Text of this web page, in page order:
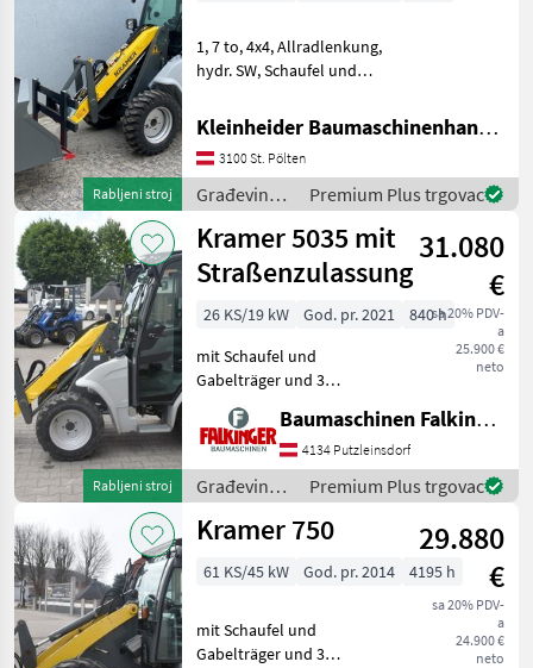
5075
750
850
KL
12,5
KL
14.5
KL
19.5
KL
37.8
Prikaži
sve
MARKETPLACE
Marketplace
Ponude
trgovaca
Mali
oglasi
Rabljeni stroj
1, 7 to, 4x4, Allradlenkung,
hydr. SW, Schaufel und
Straßenzulassung
Građevinski strojevi Bageri
točkaši
Kleinheider Baumaschinenhandel GmbH.
3100 St. Pölten
Građevinski
strojevi /
Kramer
Premium Plus trgovac
Rabljeni stroj
Kramer 5035 mit
Straßenzulassung
31.080
€
sa 20% PDV-
a
25.900 €
neto
26 KS/19 kW God. pr. 2021
840 h
mit Schaufel und
Gabelträger und 3
hydraulischen Steuerkreis!!
Betriebsgewicht: 1800kg
Reifen 80% Der Kramer
5035 ist in einem guten
Zustand!! BAUMASCHINEN
FALKI
Baumaschinen Falkinger
4134 Putzleinsdorf
Građevinski
strojevi /
Kramer
Premium Plus trgovac
Kramer 750
29.880
€
sa 20% PDV-
a
24.900 €
neto
61 KS/45 kW God. pr. 2014 4195 h
mit Schaufel und
Gabelträger und 3